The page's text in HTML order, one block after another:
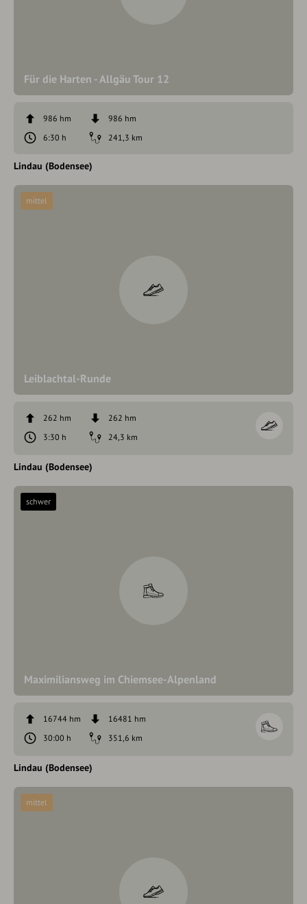
Für die Harten - Allgäu Tour 12
986 hm
986 hm
6:30 h
241,3 km
Lindau (Bodensee)
Leiblachtal-Runde
mittel
262 hm
262 hm
3:30 h
24,3 km
Lindau (Bodensee)
Maximiliansweg im Chiemsee-Alpenland
schwer
16744 hm
16481 hm
30:00 h
351,6 km
Lindau (Bodensee)
mittel